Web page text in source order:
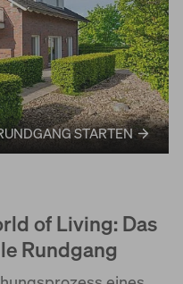
STARTEN
of Living: Das
Rundgang